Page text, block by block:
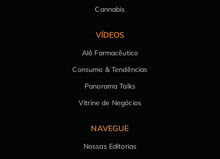
Cannabis
VÍDEOS
Alô Farmacêutico
Consumo & Tendências
Panorama Talks
Vitrine de Negócios
NAVEGUE
Nossas Editorias